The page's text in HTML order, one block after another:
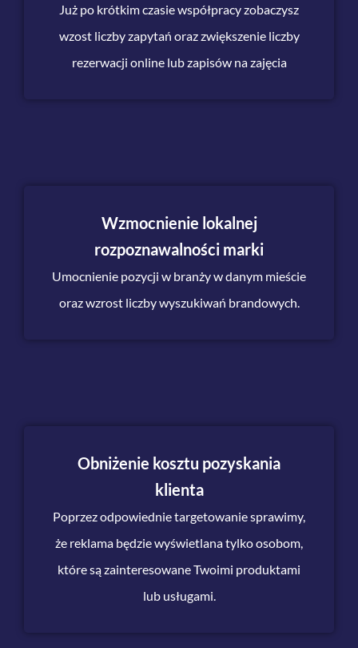
Już po krótkim czasie współpracy zobaczysz
wzost liczby zapytań oraz zwiększenie liczby
rezerwacji online lub zapisów na zajęcia
Wzmocnienie lokalnej
rozpoznawalności marki​
Umocnienie pozycji w branży w danym mieście
oraz wzrost liczby wyszukiwań brandowych.
Obniżenie kosztu pozyskania
klienta
Poprzez odpowiednie targetowanie sprawimy,
że reklama będzie wyświetlana tylko osobom,
które są zainteresowane Twoimi produktami
lub usługami.